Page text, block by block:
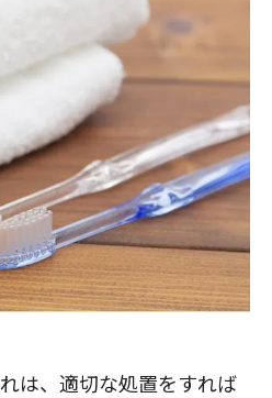
は、適切な処置をすれば